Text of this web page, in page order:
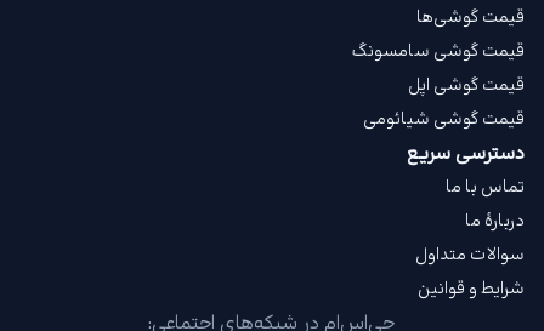
قیمت گوشی‌ها
قیمت گوشی سامسونگ
قیمت گوشی اپل
قیمت گوشی شیائومی
دسترسی سریع
تماس با ما
دربارهٔ ما
سوالات متداول
شرایط و قوانین
جی‌اس‌ام در شبکه‌های اجتماعی: